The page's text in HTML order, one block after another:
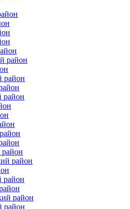
район
район
район
район
район
район
район
район